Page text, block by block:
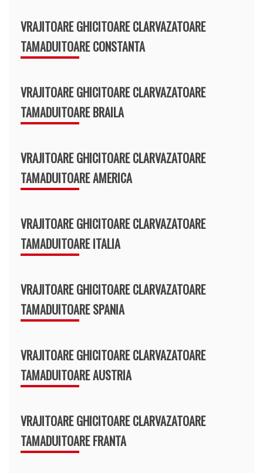
VRAJITOARE GHICITOARE CLARVAZATOARE
TAMADUITOARE CONSTANTA
VRAJITOARE GHICITOARE CLARVAZATOARE
TAMADUITOARE BRAILA
VRAJITOARE GHICITOARE CLARVAZATOARE
TAMADUITOARE AMERICA
VRAJITOARE GHICITOARE CLARVAZATOARE
TAMADUITOARE ITALIA
VRAJITOARE GHICITOARE CLARVAZATOARE
TAMADUITOARE SPANIA
VRAJITOARE GHICITOARE CLARVAZATOARE
TAMADUITOARE AUSTRIA
VRAJITOARE GHICITOARE CLARVAZATOARE
TAMADUITOARE FRANTA